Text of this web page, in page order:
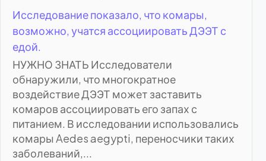
Исследование показало, что комары,
возможно, учатся ассоциировать ДЭЭТ с
едой.
НУЖНО ЗНАТЬ Исследователи
обнаружили, что многократное
воздействие ДЭЭТ может заставить
комаров ассоциировать его запах с
питанием. В исследовании использовались
комары Aedes aegypti, переносчики таких
заболеваний,...